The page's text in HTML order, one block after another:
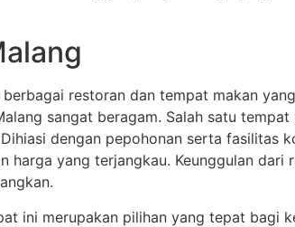
restoran dan tempat makan
sangat beragam. Salah satu
dengan pepohonan serta fasilitas
harga yang terjangkau. Keunggulan dari
ini merupakan pilihan yang tepat bagi